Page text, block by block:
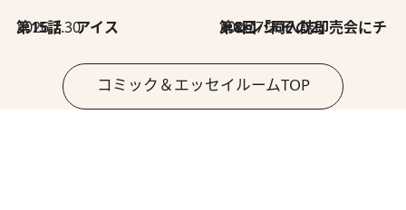
2026.7.30
第15話 アイス 2026.7.30
第8回「同人誌即売会にチャレンジ その2」
コミック＆エッセイルームTOP